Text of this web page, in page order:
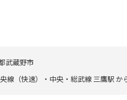
武蔵野市
線（快速）・中央・総武線 三鷹駅 か